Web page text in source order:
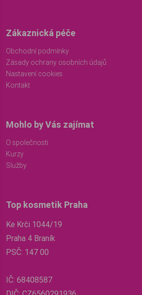
Zákaznická péče
Obchodní podmínky
Zásady ochrany osobních údajů
Nastavení cookies
Kontakt
Mohlo by Vás zajímat
O společnosti
Kurzy
Služby
Top kosmetik Praha
Ke Krči 1044/19
Praha 4 Braník
PSČ: 147 00
IČ: 68408587